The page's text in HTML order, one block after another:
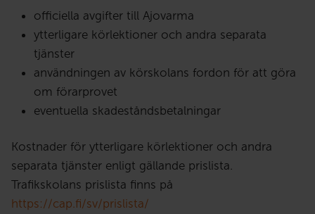
officiella avgifter till Ajovarma
ytterligare körlektioner och andra separata
tjänster
användningen av körskolans fordon för att göra
om förarprovet
eventuella skadeståndsbetalningar
Kostnader för ytterligare körlektioner och andra
separata tjänster enligt gällande prislista.
Trafikskolans prislista finns på
https://cap.fi/sv/prislista/